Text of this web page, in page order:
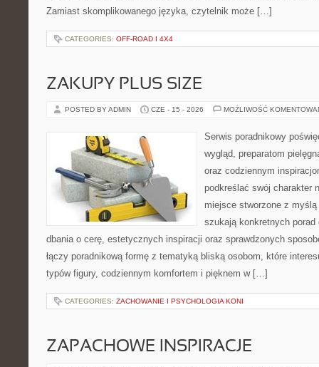
Zamiast skomplikowanego języka, czytelnik może […]
CATEGORIES: OFF-ROAD I 4X4
ZAKUPY PLUS SIZE
POSTED BY ADMIN CZE - 15 - 2026 MOŻLIWOŚĆ
Serwis poradnikowy
wygląd, preparatom
oraz codziennym
podkreślać swój charakter
miejsce stworzone z
szukają konkretnych
dbania o cerę, estetycznych inspiracji oraz sprawdzonych
łączy poradnikową formę z tematyką bliską osobom, które
typów figury, codziennym komfortem i pięknem w […]
CATEGORIES: ZACHOWANIE I PSYCHOLOGIA KONI
ZAPACHOWE INSPIRACJE